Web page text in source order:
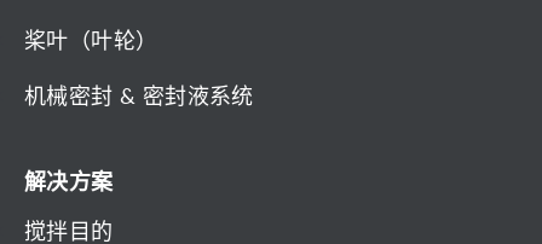
桨叶（叶轮）
机械密封 & 密封液系统
解决方案
搅拌目的